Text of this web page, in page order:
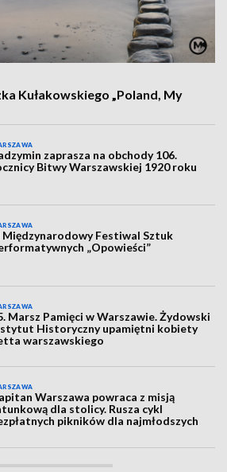
Kułakowskiego „Poland, My
zaprasza na obchody 106.
Bitwy Warszawskiej 1920 roku
Międzynarodowy Festiwal Sztuk
„Opowieści”
Marsz Pamięci w Warszawie. Żydowski
Historyczny upamiętni kobiety
warszawskiego
Warszawa powraca z misją
dla stolicy. Rusza cykl
pikników dla najmłodszych